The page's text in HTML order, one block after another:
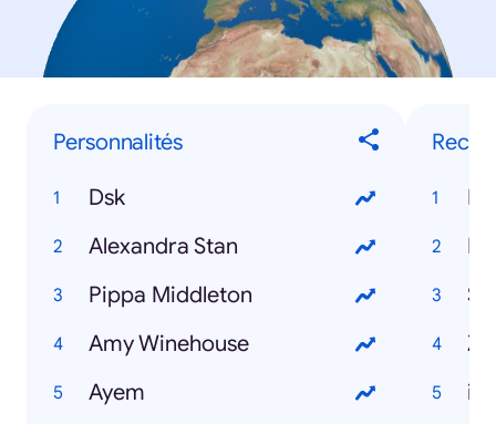
Personnalités
Dsk
Alexandra Stan
Pippa Middleton
Amy Winehouse
Ayem